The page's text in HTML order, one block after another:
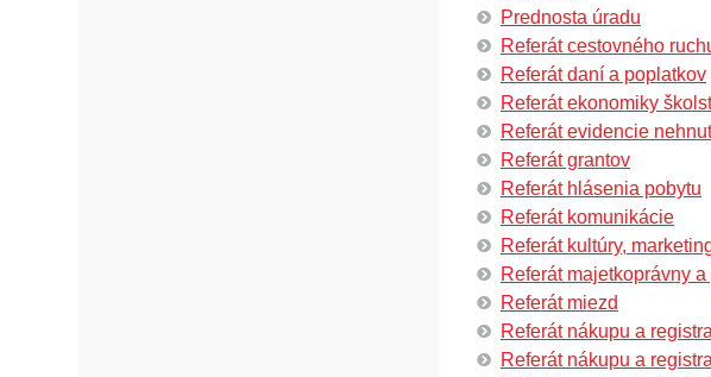
Prednosta úradu
Referát cestovného
Referát daní a poplatkov
Referát ekonomiky
Referát evidencie
Referát grantov
Referát hlásenia pobytu
Referát komunikácie
Referát kultúry,
Referát majetkoprávny
Referát miezd
Referát nákupu a
Referát nákupu a